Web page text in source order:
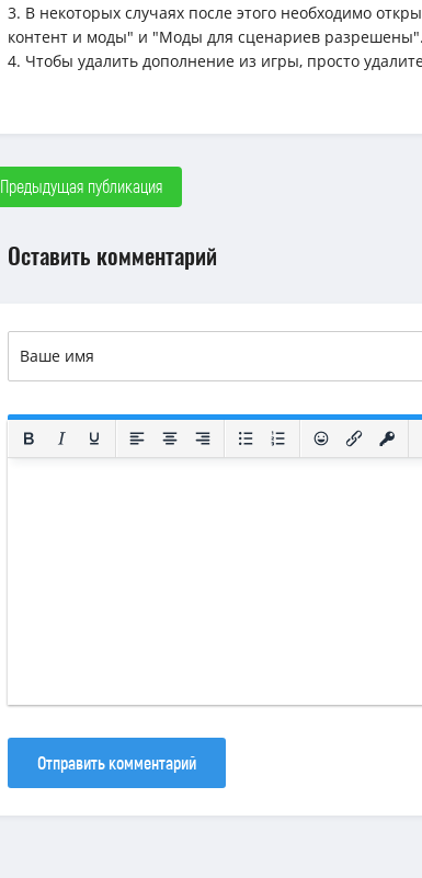
3. В некоторых случаях после этого необходимо
контент и моды" и "Моды для сценариев разрешены".
4. Чтобы удалить дополнение из игры, просто
Предыдущая публикация
Оставить комментарий
Отправить комментарий